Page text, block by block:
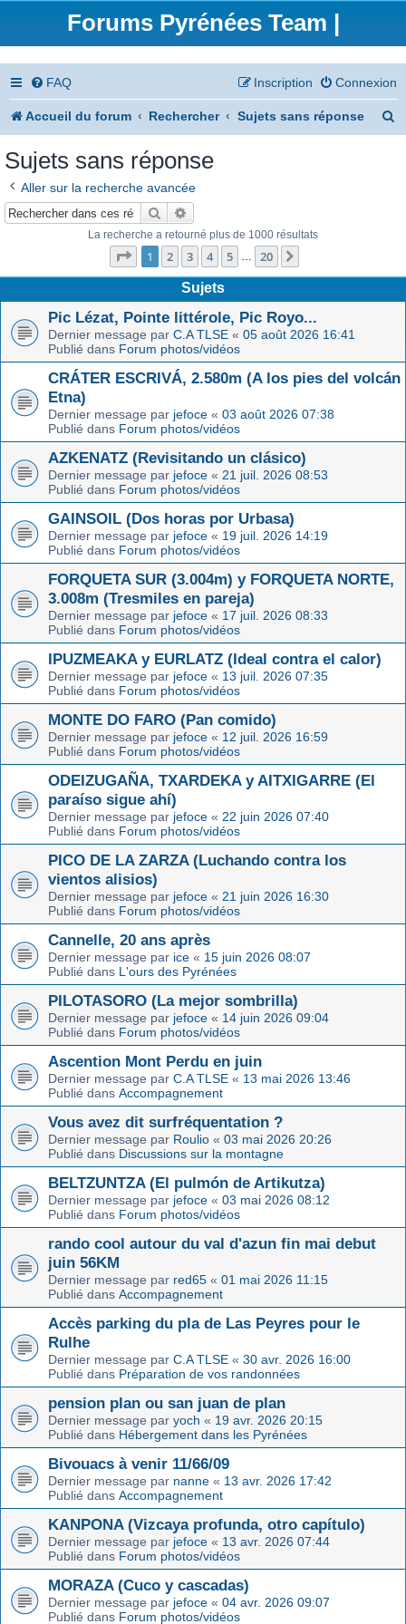
Forums Pyrénées Team |
FAQ Connexion
Inscription
Accueil du forum Rechercher Sujets sans réponse
Sujets sans réponse
Aller sur la recherche avancée
Rechercher
La recherche a retourné plus de 1000 résultats
Page 1sur20
1 2 3 4 5 … 20
Sujets
Pic Lézat, Pointe littérole, Pic Royo...
Dernier message par C.A TLSE « 05 août 2026 16:41
Publié dans Forum photos/vidéos
CRÁTER ESCRIVÁ, 2.580m (A los pies del volcán
Etna)
Dernier message par jefoce « 03 août 2026 07:38
Publié dans Forum photos/vidéos
AZKENATZ (Revisitando un clásico)
Dernier message par jefoce « 21 juil. 2026 08:53
Publié dans Forum photos/vidéos
GAINSOIL (Dos horas por Urbasa)
Dernier message par jefoce « 19 juil. 2026 14:19
Publié dans Forum photos/vidéos
FORQUETA SUR (3.004m) y FORQUETA NORTE,
3.008m (Tresmiles en pareja)
Dernier message par jefoce « 17 juil. 2026 08:33
Publié dans Forum photos/vidéos
IPUZMEAKA y EURLATZ (Ideal contra el calor)
Dernier message par jefoce « 13 juil. 2026 07:35
Publié dans Forum photos/vidéos
MONTE DO FARO (Pan comido)
Dernier message par jefoce « 12 juil. 2026 16:59
Publié dans Forum photos/vidéos
ODEIZUGAÑA, TXARDEKA y AITXIGARRE (El
paraíso sigue ahí)
Dernier message par jefoce « 22 juin 2026 07:40
Publié dans Forum photos/vidéos
PICO DE LA ZARZA (Luchando contra los
vientos alisios)
Dernier message par jefoce « 21 juin 2026 16:30
Publié dans Forum photos/vidéos
Cannelle, 20 ans après
Dernier message par ice « 15 juin 2026 08:07
Publié dans L'ours des Pyrénées
PILOTASORO (La mejor sombrilla)
Dernier message par jefoce « 14 juin 2026 09:04
Publié dans Forum photos/vidéos
Ascention Mont Perdu en juin
Dernier message par C.A TLSE « 13 mai 2026 13:46
Publié dans Accompagnement
Vous avez dit surfréquentation ?
Dernier message par Roulio « 03 mai 2026 20:26
Publié dans Discussions sur la montagne
BELTZUNTZA (El pulmón de Artikutza)
Dernier message par jefoce « 03 mai 2026 08:12
Publié dans Forum photos/vidéos
rando cool autour du val d'azun fin mai debut
juin 56KM
Dernier message par red65 « 01 mai 2026 11:15
Publié dans Accompagnement
Accès parking du pla de Las Peyres pour le
Rulhe
Dernier message par C.A TLSE « 30 avr. 2026 16:00
Publié dans Préparation de vos randonnées
pension plan ou san juan de plan
Dernier message par yoch « 19 avr. 2026 20:15
Publié dans Hébergement dans les Pyrénées
Bivouacs à venir 11/66/09
Dernier message par nanne « 13 avr. 2026 17:42
Publié dans Accompagnement
KANPONA (Vizcaya profunda, otro capítulo)
Dernier message par jefoce « 13 avr. 2026 07:44
Publié dans Forum photos/vidéos
MORAZA (Cuco y cascadas)
Dernier message par jefoce « 04 avr. 2026 09:07
Publié dans Forum photos/vidéos